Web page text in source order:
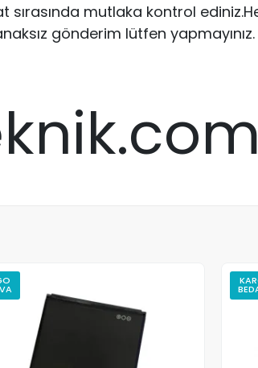
sırasında mutlaka kontrol
gönderim lütfen yapmayınız.